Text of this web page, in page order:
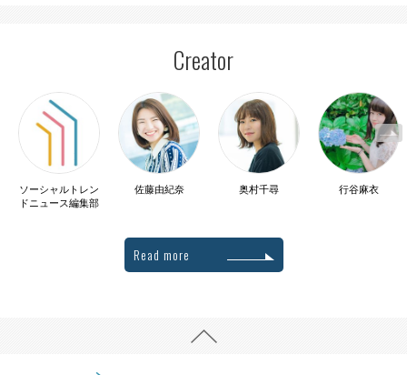
Creator
ソーシャルトレン
ドニュース編集部
佐藤由紀奈 奥村千尋 行谷麻衣
Read more